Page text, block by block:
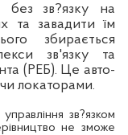
без зв?язку на
та завадити їм
збирається
зв'язку та
(РЕБ). Це авто-
локаторами.
зв?язком
не зможе